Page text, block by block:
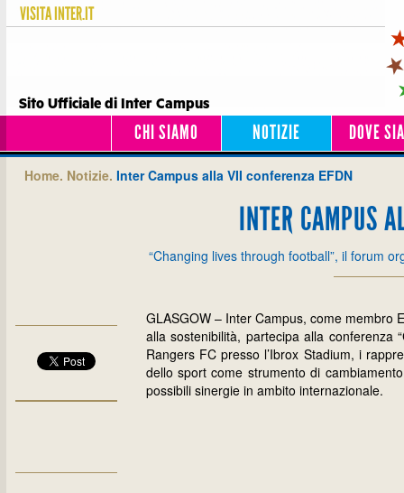
VISITAINTER.IT
Sito Ufficiale di Inter Campus
CHI SIAMO NOTIZIE DOVE
Home. Notizie. Inter Campus alla VII conferenza EFDN
INTER CAMPUS
“Changing lives through football”, il forum
GLASGOW – Inter Campus, come membro
alla sostenibilità, partecipa alla conferenza
Rangers FC presso l’Ibrox Stadium, i
dello sport come strumento di
possibili sinergie in ambito internazionale.